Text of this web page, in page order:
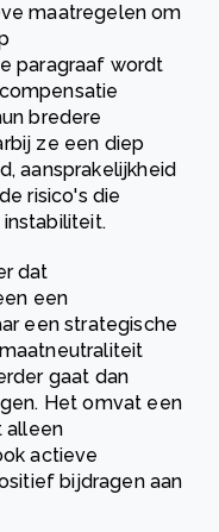
maatregelen om
paragraaf wordt
bredere
ze een diep
aansprakelijkheid
risico's die
dat
een
een strategische
gaat dan
Het omvat een
alleen
actieve
bijdragen aan